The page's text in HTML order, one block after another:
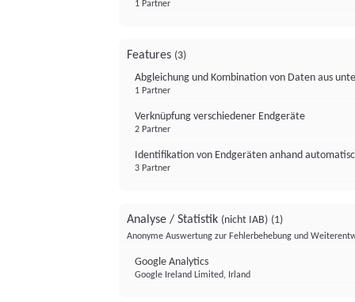
1 Partner
Features (3)
Abgleichung und Kombination von Daten aus
1 Partner
Verknüpfung verschiedener Endgeräte
2 Partner
Identifikation von Endgeräten anhand
3 Partner
Analyse / Statistik (nicht IAB) (1)
Anonyme Auswertung zur Fehlerbehebung und
Google Analytics
Google Ireland Limited, Irland